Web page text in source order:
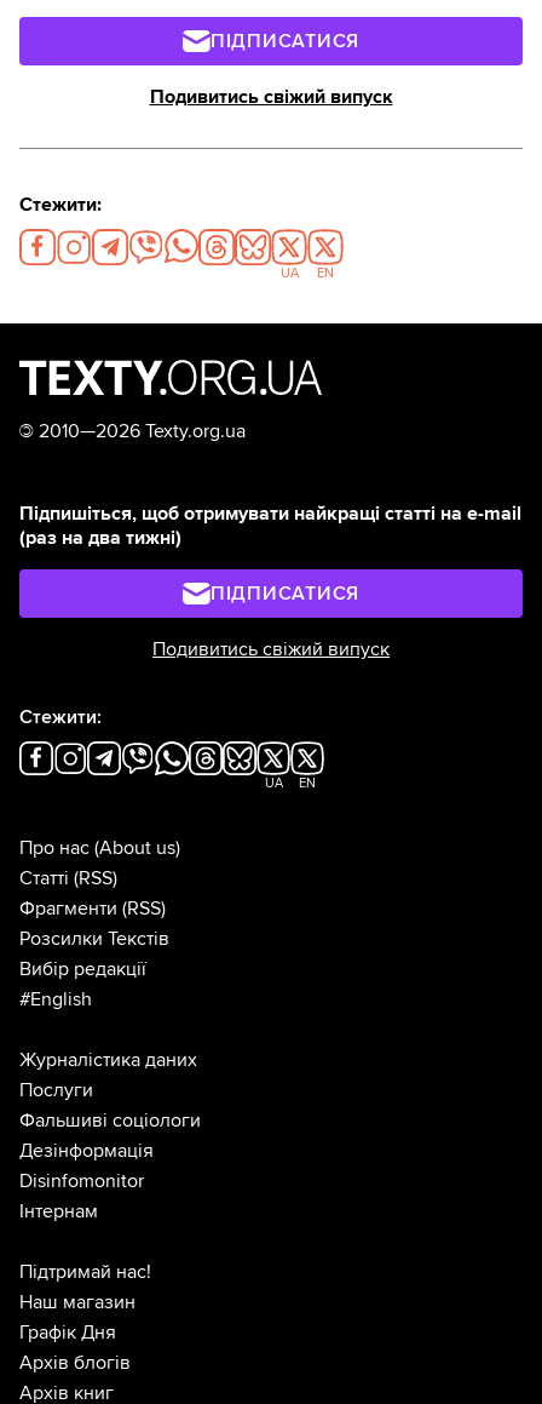
ПІДПИСАТИСЯ
Подивитись свіжий випуск
Стежити:
UA EN
© 2010—2026 Texty.org.ua
Підпишіться, щоб отримувати найкращі статті на e-mail
(раз на два тижні)
ПІДПИСАТИСЯ
Подивитись свіжий випуск
Стежити:
UA EN
Про нас (About us)
Статті (RSS)
Фрагменти (RSS)
Розсилки Текстів
Вибір редакції
#English
Журналістика даних
Послуги
Фальшиві соціологи
Дезінформація
Disinfomonitor
Інтернам
Підтримай нас!
Наш магазин
Графік Дня
Архів блогів
Архів книг